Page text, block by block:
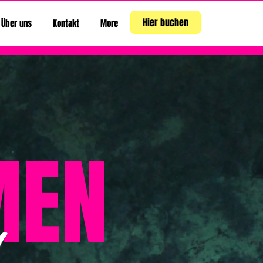
Über uns Kontakt More Hier buchen